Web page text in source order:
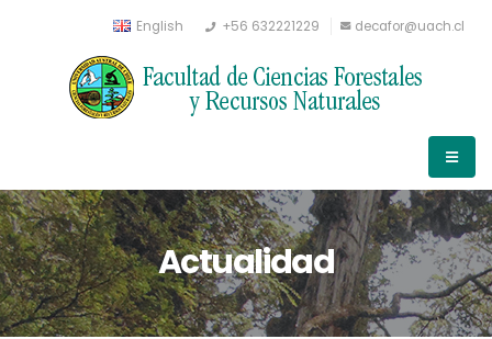
English +56 632221229 decafor@uach.cl
Actualidad